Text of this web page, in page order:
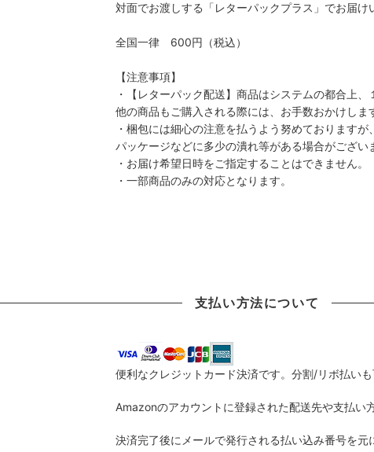
対面でお渡しする「レターパックプラス」でお届け
全国一律 600円（税込）
【注意事項】
・【レターパック配送】商品はシステムの都合上、
他の商品もご購入される際には、お手数おかけしま
・梱包には細心の注意を払うよう努めております
パッケージなどに多少の潰れ等がある場合がござい
・お届け希望日時をご指定することはできません。
・一部商品のみの対応となります。
支払い方法について
便利なクレジットカード決済です。分割/リボ払いも
Amazonのアカウントに登録された配送先や支払い
決済完了後にメールで発行される払い込み番号を